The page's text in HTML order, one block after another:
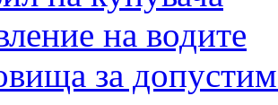
на водите
за